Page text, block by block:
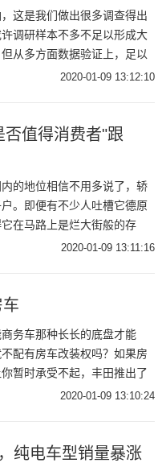
这是我们做出很多调查得出
调研样本不多不足以形成大
从多方面数据验证上，足以
省油这样的常规思想。如果真
2020-01-09 13:12:10
值得消费者"跟
的地位相信不用多说了，轿
。即便有不少人吐槽它德原
在马路上是烂大街般的存
车时还经常能见到它的身影。
2020-01-09 13:11:16
务车那种长长的底盘才能
配有房车改装权吗？如果房
暂时承受不起，丰田推出了
，算是一种福利，又再次降低
2020-01-09 13:10:24
纯电车型销量暴涨